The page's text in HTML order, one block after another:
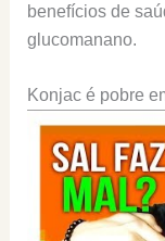
benefícios de
glucomanano.
Konjac é pobre